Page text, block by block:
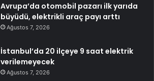
Avrupa’da otomobil pazarı ilk yarıda
büyüdü, elektrikli araç payı arttı
Ağustos 7, 2026
İstanbul’da 20 ilçeye 9 saat elektrik
verilemeyecek
Ağustos 7, 2026